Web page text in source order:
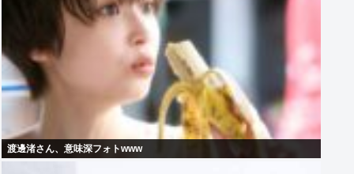
渡邊渚さん、意味深フォトwww